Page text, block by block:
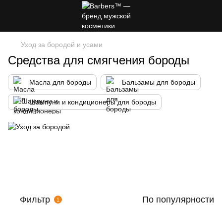
Уход за бородой и усами
Средства для смягчения бороды
Масла для бороды Бальзамы для бороды
Шампуни и кондиционеры для бороды
Фильтр 1 По популярности